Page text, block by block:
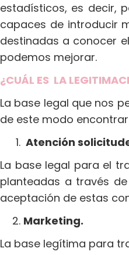
estadísticos, es decir,
capaces de introducir
destinadas a conocer
podemos mejorar.
¿CUÁL ES LA
La base legal que nos
de este modo
Atención
La base legal para el
planteadas a través
aceptación de estas
Marketing.
La base legítima para